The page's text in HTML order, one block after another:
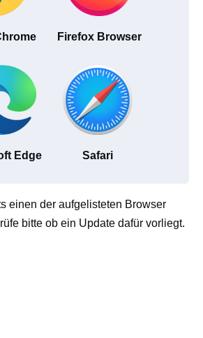
Firefox Browser
Edge Safari
einen der aufgelisteten Browser
bitte ob ein Update dafür vorliegt.